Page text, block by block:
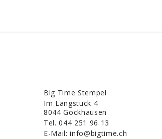
Big Time Stempel
Im Langstuck 4
8044 Gockhausen
Tel.044 251 96 13
E-Mail:info@bigtime.ch